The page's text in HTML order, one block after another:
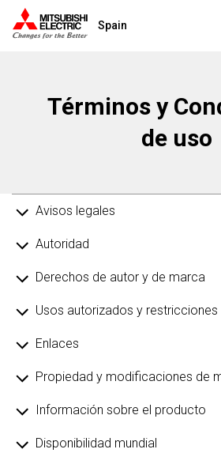
Spain
Términos y
de uso
Avisos legales
Autoridad
Derechos de autor y de marca
Usos autorizados y restricciones
Enlaces
Propiedad y modificaciones de
Información sobre el producto
Disponibilidad mundial